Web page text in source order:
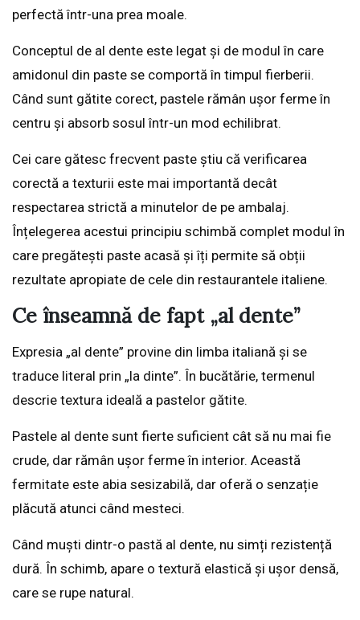
perfectă într-una prea moale.
Conceptul de al dente este legat și de modul în care
amidonul din paste se comportă în timpul fierberii.
Când sunt gătite corect, pastele rămân ușor ferme în
centru și absorb sosul într-un mod echilibrat.
Cei care gătesc frecvent paste știu că verificarea
corectă a texturii este mai importantă decât
respectarea strictă a minutelor de pe ambalaj.
Înțelegerea acestui principiu schimbă complet modul în
care pregătești paste acasă și îți permite să obții
rezultate apropiate de cele din restaurantele italiene.
Ce înseamnă de fapt „al dente”
Expresia „al dente” provine din limba italiană și se
traduce literal prin „la dinte”. În bucătărie, termenul
descrie textura ideală a pastelor gătite.
Pastele al dente sunt fierte suficient cât să nu mai fie
crude, dar rămân ușor ferme în interior. Această
fermitate este abia sesizabilă, dar oferă o senzație
plăcută atunci când mesteci.
Când muști dintr-o pastă al dente, nu simți rezistență
dură. În schimb, apare o textură elastică și ușor densă,
care se rupe natural.